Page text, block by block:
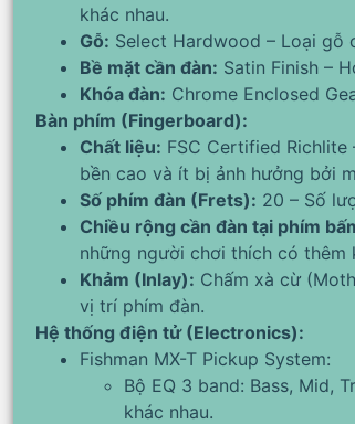
khác nhau.
Gỗ: Select Hardwood – Loại gỗ
Bề mặt cần đàn: Satin Finish –
Khóa đàn: Chrome Enclosed
Bàn phím (Fingerboard):
Chất liệu: FSC Certified
bền cao và ít bị ảnh hưởng bởi
Số phím đàn (Frets): 20 – Số
Chiều rộng cần đàn tại phím
những người chơi thích có thêm
Khảm (Inlay): Chấm xà cừ
vị trí phím đàn.
Hệ thống điện tử (Electronics):
Fishman MX-T Pickup System:
Bộ EQ 3 band: Bass, Mid,
khác nhau.